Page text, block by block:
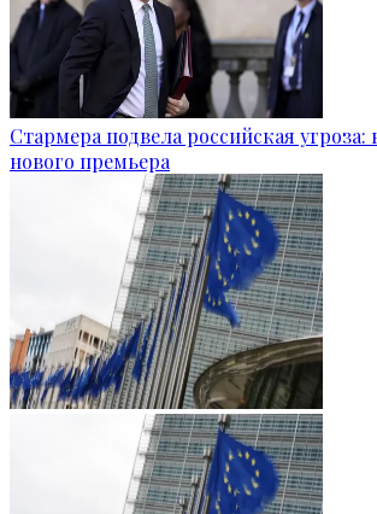
Стармера подвела российская
нового премьера